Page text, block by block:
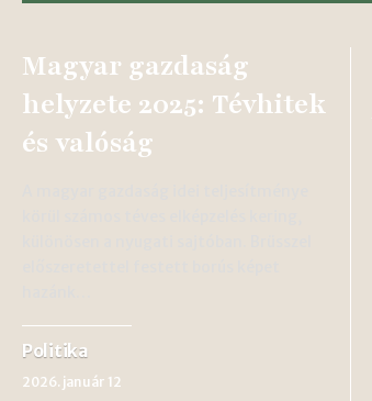
Magyar gazdaság
helyzete 2025: Tévhitek
és valóság
Politika
2026. január 12